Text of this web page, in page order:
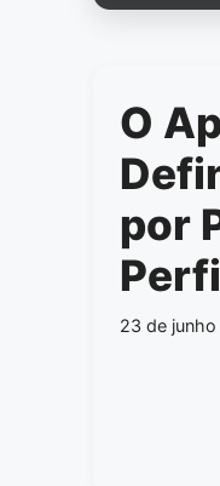
O
por
23 de